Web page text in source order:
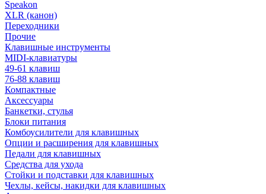
Speakon
XLR (канон)
Переходники
Прочие
Клавишные инструменты
MIDI-клавиатуры
49-61 клавиш
76-88 клавиш
Компактные
Аксессуары
Банкетки, стулья
Блоки питания
Комбоусилители для клавишных
Опции и расширения для клавишных
Педали для клавишных
Средства для ухода
Стойки и подставки для клавишных
Чехлы, кейсы, накидки для клавишных